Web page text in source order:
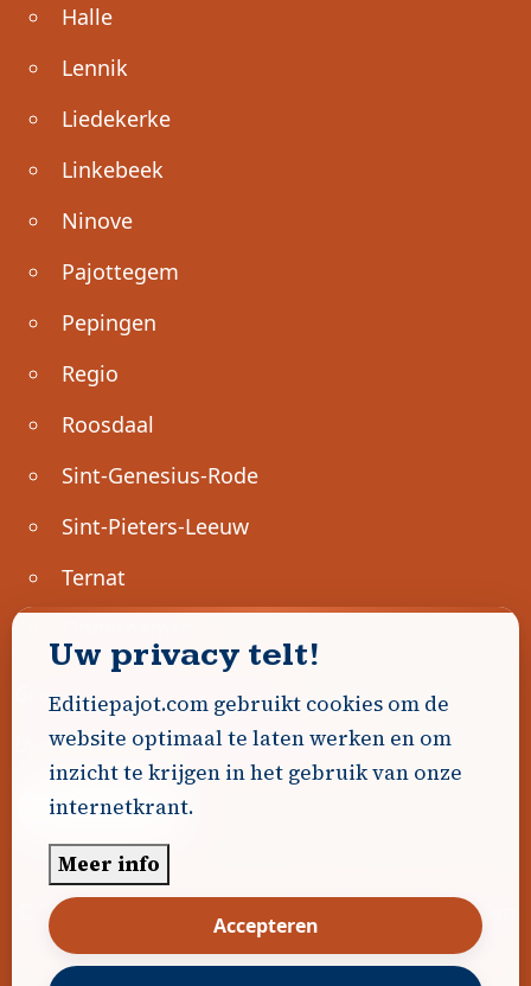
Halle
Lennik
Liedekerke
Linkebeek
Ninove
Pajottegem
Pepingen
Regio
Roosdaal
Sint-Genesius-Rode
Sint-Pieters-Leeuw
Ternat
Geen advertenties gevonden.
Uw advertentie hier? Contacteer ons!
Word Partner!
© 2026 Editiepajot.com
Algemene voorwaarden
|Disclaimer Privacybeleid Cookiebeleid|
Gerealiseerd doorDavidHosse.net
Uw privacy telt!
Editiepajot.com gebruikt cookies om de
website optimaal te laten werken en om
inzicht te krijgen in het gebruik van onze
internetkrant.
Meer info
Accepteren